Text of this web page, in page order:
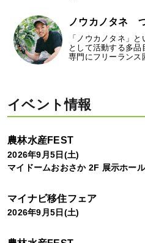
ノウカノタネ
「ノウカノタネ」
として活動する多
専門にフリーランス
イベント情報
農林水産FEST
2026年9月5日(土)
マイドームおおさか 2F 展示ホー
マイナビ移住フェア
2026年9月5日(土)